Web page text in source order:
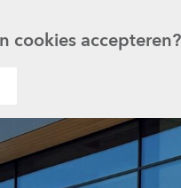
cookies accepteren?